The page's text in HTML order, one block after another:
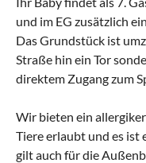
und im EG zusätzlich
Das Grundstück ist
Straße hin ein Tor
direktem Zugang zum
Wir bieten ein
Tiere erlaubt und es ist
gilt auch für die